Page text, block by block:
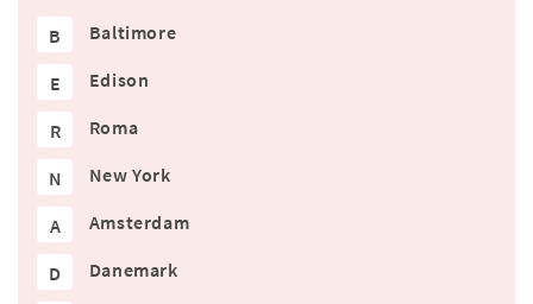
B Baltimore
E Edison
R Roma
N New York
A Amsterdam
D Danemark